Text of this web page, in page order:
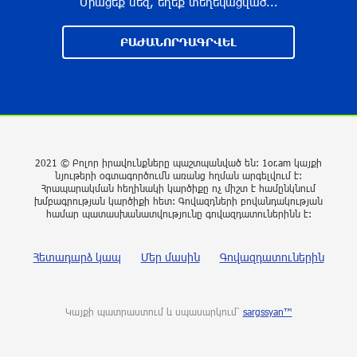
կարող են պարտվել Կոնգրեսի միջանկյալ
ընտրություններում
Դանակահարություն՝ Մասիսի
գազալցակայաններից մեկի մոտ. կասկածյալը
9 ժամ առաջ
կտրուկ աճել է․ ինչ ազդեցություն կունենա
ԲԱԺԱՆՈՐԴԱԳՐՎԵԼ
2021 © Բոլոր իրավունքները պաշտպանված են: 1or.am կայքի
նյութերի օգտագործումն առանց հղման արգելվում է:
Հրապարակման հեղինակի կարծիքը ոչ միշտ է համընկնում
խմբագրության կարծիքի հետ: Գովազդների բովանդակության
համար պատասխանատվությունը գովազդատուներինն է:
Հետադարձ կապ Մեր մասին Գովազդատուներին
Կայքի պատրաստում և սպասարկում՝ sargssyan™